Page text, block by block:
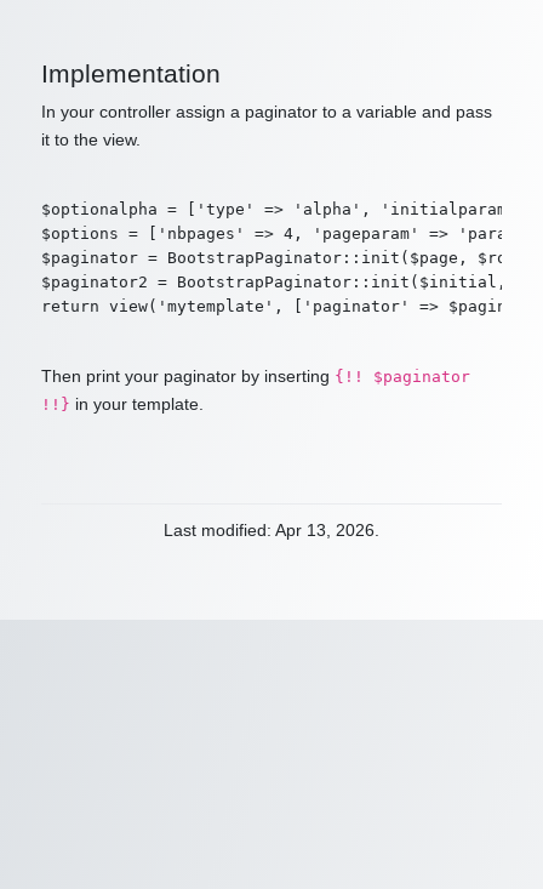
Implementation
In your controller assign a paginator to a variable and pass
it to the view.
$optionalpha = ['type' => 'alpha', 'initialparam'
$options = ['nbpages' => 4, 'pageparam' =>
$paginator = BootstrapPaginator::init($page,
$paginator2 = BootstrapPaginator::init($initial,
Then print your paginator by inserting {!! $paginator
!!} in your template.
Last modified: Apr 13, 2026.